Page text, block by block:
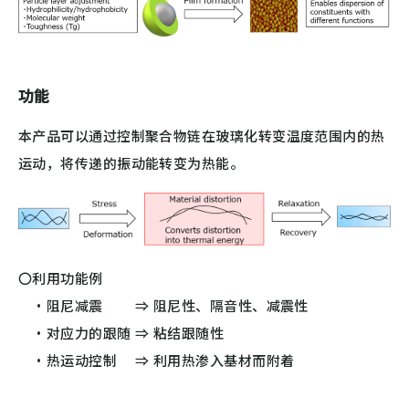
功能
本产品可以通过控制聚合物链在玻璃化转变温度范围内的热
运动，将传递的振动能转变为热能。
〇利用功能例
・阻尼减震 ⇒ 阻尼性、隔音性、减震性
・对应力的跟随 ⇒ 粘结跟随性
・热运动控制 ⇒ 利用热渗入基材而附着